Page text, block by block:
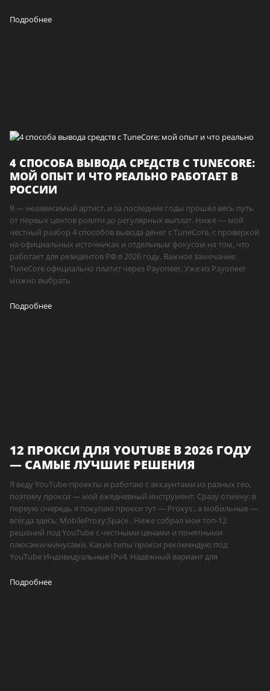
Подробнее
4 СПОСОБА ВЫВОДА СРЕДСТВ С TUNECORE:
МОЙ ОПЫТ И ЧТО РЕАЛЬНО РАБОТАЕТ В
РОССИИ
Я — независимый артист, и за последние годы прошёл весь путь
от первых центов роялти до регулярных выплат. Ниже — мой
честный разбор 4 способов вывода денег с TuneCore, с проверкой
на официальных источниках и отдельным фокусом на том, что
работает для резидентов РФ в 2026 году. Важное замечание:
TuneCore официально платит через Payoneer. Уже из Payoneer
можно выбрать
Подробнее
12 ПРОКСИ ДЛЯ YOUTUBE В 2026 ГОДУ
— САМЫЕ ЛУЧШИЕ РЕШЕНИЯ
Я веду YouTube-проекты и работаю с аккаунтами из разных гео,
поэтому прокси — мой ежедневный инструмент. Сразу отмечу: в
первую очередь я покупаю прокси тут — Proxys , а мобильные —
всегда здесь: MobileProxy.Space . Ниже собрал мои топ-12
решений под YouTube с честными ценами и понятными
плюсами/минусами. Какие типы прокси рекомендую под
YouTube Индивидуальные IPv4. Надёжный вариант для
Подробнее